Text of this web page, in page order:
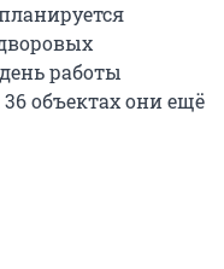
работы
объектах они ещё